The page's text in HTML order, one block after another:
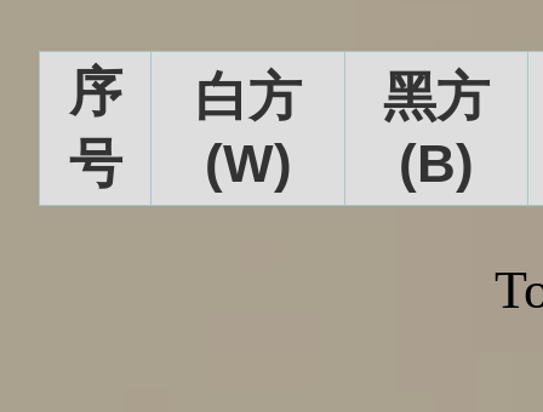
序
号
白方
(W)
黑方
(B)